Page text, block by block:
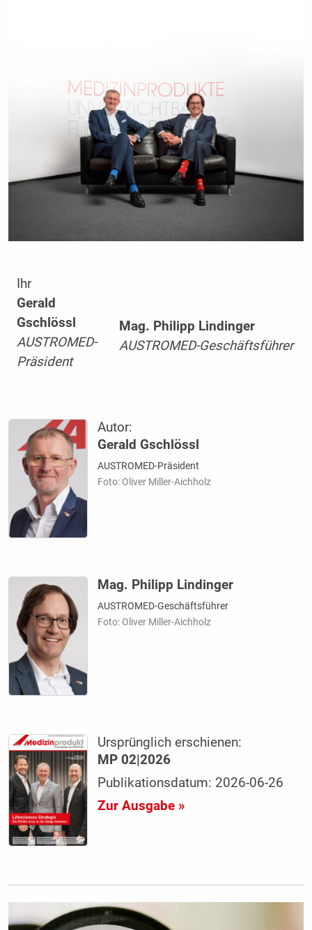
Ihr
Gerald
Gschlössl
AUSTROMED-
Präsident
Mag. Philipp Lindinger
AUSTROMED-Geschäftsführer
Autor:
Gerald Gschlössl
AUSTROMED-Präsident
Foto: Oliver Miller-Aichholz
Mag. Philipp Lindinger
AUSTROMED-Geschäftsführer
Foto: Oliver Miller-Aichholz
Ursprünglich erschienen:
MP 02|2026
Publikationsdatum: 2026-06-26
Zur Ausgabe »